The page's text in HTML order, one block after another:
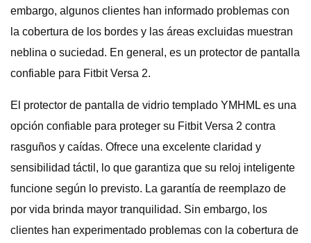
embargo, algunos clientes han informado problemas con
la cobertura de los bordes y las áreas excluidas muestran
neblina o suciedad. En general, es un protector de pantalla
confiable para Fitbit Versa 2.
El protector de pantalla de vidrio templado YMHML es una
opción confiable para proteger su Fitbit Versa 2 contra
rasguños y caídas. Ofrece una excelente claridad y
sensibilidad táctil, lo que garantiza que su reloj inteligente
funcione según lo previsto. La garantía de reemplazo de
por vida brinda mayor tranquilidad. Sin embargo, los
clientes han experimentado problemas con la cobertura de